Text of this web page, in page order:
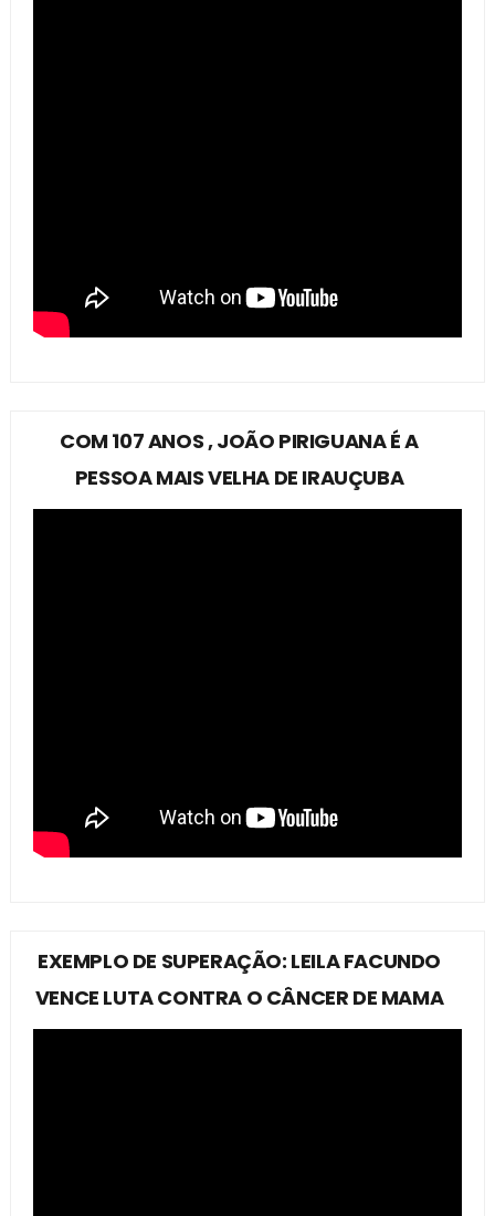
COM 107 ANOS , JOÃO PIRIGUANA É A
PESSOA MAIS VELHA DE IRAUÇUBA
EXEMPLO DE SUPERAÇÃO: LEILA FACUNDO
VENCE LUTA CONTRA O CÂNCER DE MAMA